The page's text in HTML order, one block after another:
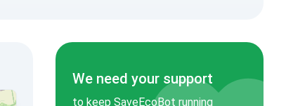
We need your support
to keep SaveEcoBot running